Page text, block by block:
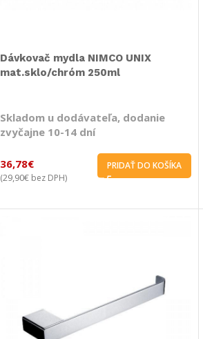
Dávkovač mydla NIMCO UNIX
mat.sklo/chróm 250ml
Skladom u dodávateľa, dodanie
zvyčajne 10-14 dní
36,78€
(29,90€ bez DPH)
PRIDAŤ DO KOŠÍKA